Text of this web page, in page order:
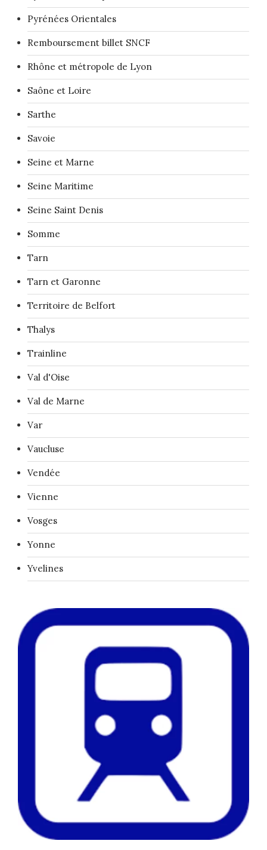
Pyrénées Orientales
Remboursement billet SNCF
Rhône et métropole de Lyon
Saône et Loire
Sarthe
Savoie
Seine et Marne
Seine Maritime
Seine Saint Denis
Somme
Tarn
Tarn et Garonne
Territoire de Belfort
Thalys
Trainline
Val d'Oise
Val de Marne
Var
Vaucluse
Vendée
Vienne
Vosges
Yonne
Yvelines